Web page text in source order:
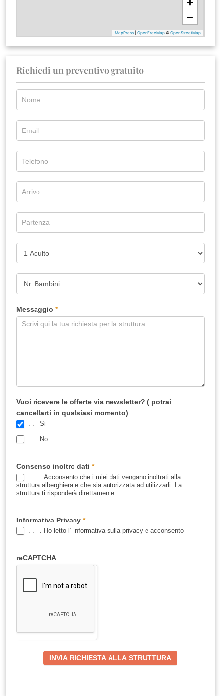
Richiedi un preventivo gratuito
Messaggio*
Vuoi ricevere le offerte via newsletter? ( potrai
cancellarti in qualsiasi momento)
. . . Si
. . . No
Consenso inoltro dati*
. . . . Acconsento che i miei dati vengano inoltrati alla
struttura alberghiera e che sia autorizzata ad utilizzarli. La
struttura ti risponderà direttamente.
Informativa Privacy*
. . . . Ho letto l´ informativa sulla privacy e acconsento
reCAPTCHA
INVIA RICHIESTA ALLA STRUTTURA